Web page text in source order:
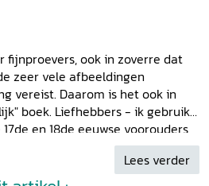
en Efigenia Boekillustraties:
is zo zwart als men hem
van donkere mensen in
EDDY VERBAAN, Jan
Illustraties in de vroege
KOLFIN, 'Drinkcken ende
plaet'. De boekillustraties van
MALGORZATA SARNOWIEC,
dienstmeisje: een moralistische
fijnproevers, ook in zoverre dat
zeer vele afbeeldingen
vereist. Daarom is het ook in
boek. Liefhebbers - ik gebruik
en 18de eeuwse voorouders
zullen er echter stellig van
Lees verder